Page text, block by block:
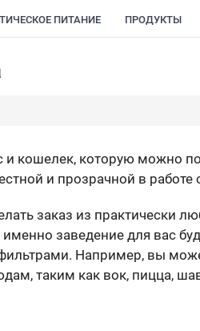
ПИТАНИЕ ПРОДУКТЫ
и кошелек, которую можно
и прозрачной в работе
заказ из практически
заведение для вас
Например, вы
таким как вок, пицца,